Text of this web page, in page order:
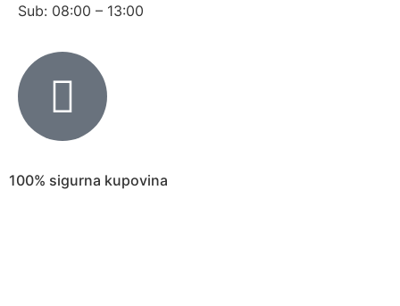
Sub: 08:00 – 13:00
100% sigurna kupovina